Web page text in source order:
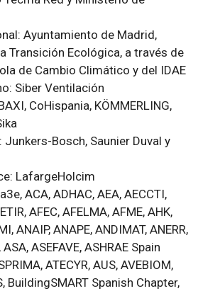
Ayuntamiento de Madrid,
Transición Ecológica, a través de
de Cambio Climático y del IDAE
Siber Ventilación
CoHispania, KÖMMERLING,
Bosch, Saunier Duval y
LafargeHolcim
ACA, ADHAC, AEA, AECCTI,
AFEC, AFELMA, AFME, AHK,
ANAIP, ANAPE, ANDIMAT, ANERR,
ASA, ASEFAVE, ASHRAE Spain
ATECYR, AUS, AVEBIOM,
BuildingSMART Spanish Chapter,